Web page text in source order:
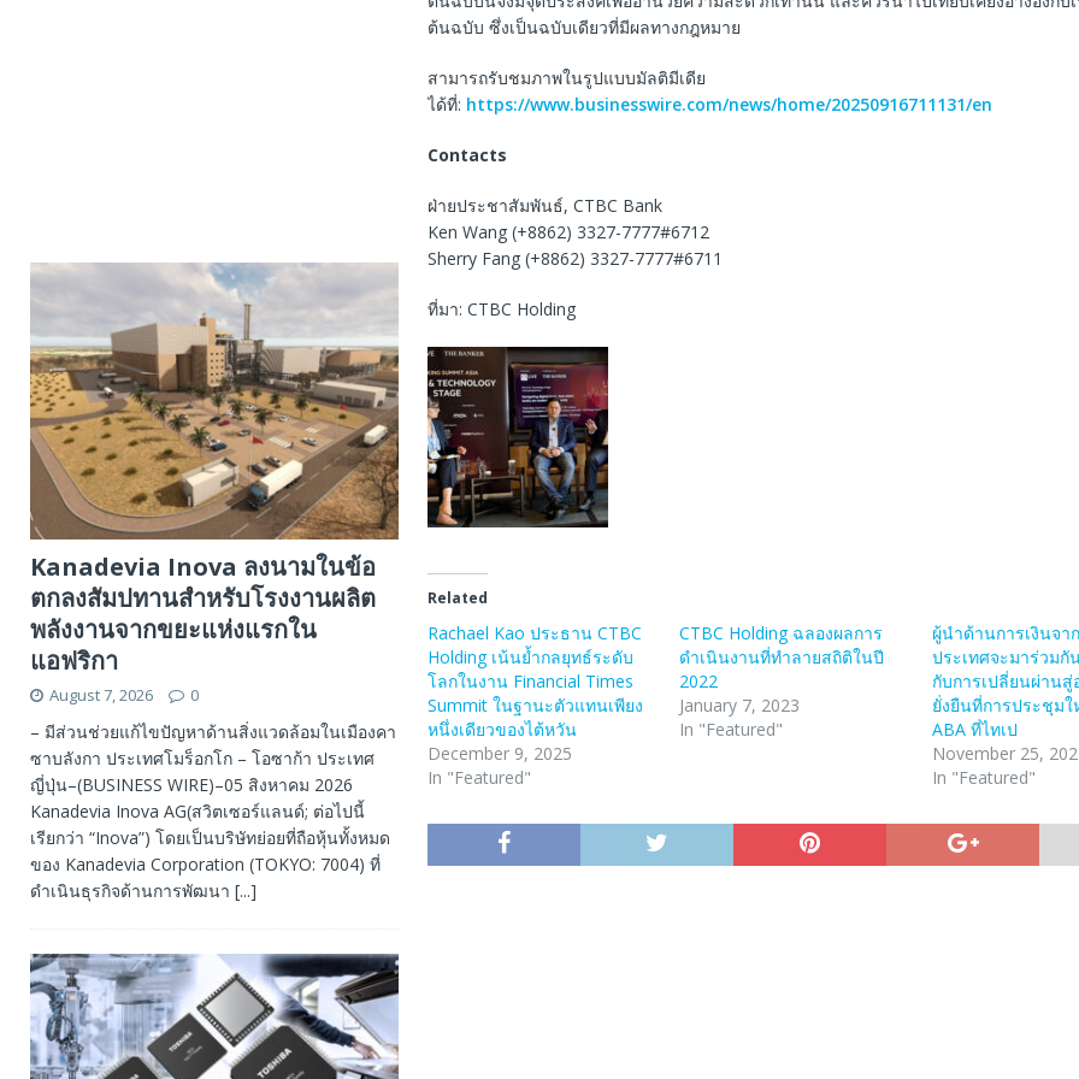
ต้นฉบับ ซึ่งเป็นฉบับเดียวที่มีผลทางกฎหมาย
สามารถรับชมภาพในรูปแบบมัลติมีเดีย
ได้ที่: https://www.businesswire.com/news/home/20250916711131/en
Contacts
ฝ่ายประชาสัมพันธ์, CTBC Bank
Ken Wang (+8862) 3327-7777#6712
Sherry Fang (+8862) 3327-7777#6711
ที่มา: CTBC Holding
Related
Rachael Kao ประธาน CTBC
Holding เน้นย้ำกลยุทธ์ระดับ
โลกในงาน Financial Times
Summit ในฐานะตัวแทนเพียง
หนึ่งเดียวของไต้หวัน
December 9, 2025
In "Featured"
CTBC Holding ฉลองผลการ
ดำเนินงานที่ทำลายสถิติในปี
2022
January 7, 2023
In "Featured"
ผู้นำด้านการเงินจา
ประเทศจะมาร่วมกั
กับการเปลี่ยนผ่าน
ยั่งยืนที่การประชุม
ABA ที่ไทเป
November 25,
In "Featured"
Kanadevia Inova ลงนามในข้อ
ตกลงสัมปทานสำหรับโรงงานผลิต
พลังงานจากขยะแห่งแรกใน
แอฟริกา
August 7, 2026 0
– มีส่วนช่วยแก้ไขปัญหาด้านสิ่งแวดล้อมในเมืองคา
ซาบลังกา ประเทศโมร็อกโก – โอซาก้า ประเทศ
ญี่ปุ่น–(BUSINESS WIRE)–05 สิงหาคม 2026
Kanadevia Inova AG(สวิตเซอร์แลนด์; ต่อไปนี้
เรียกว่า “Inova”) โดยเป็นบริษัทย่อยที่ถือหุ้นทั้งหมด
ของ Kanadevia Corporation (TOKYO: 7004) ที่
ดำเนินธุรกิจด้านการพัฒนา [...]